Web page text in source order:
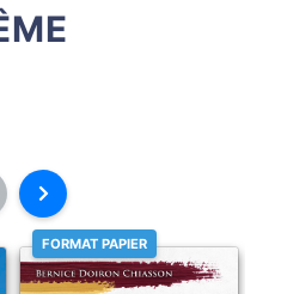
FORMAT PAPIER